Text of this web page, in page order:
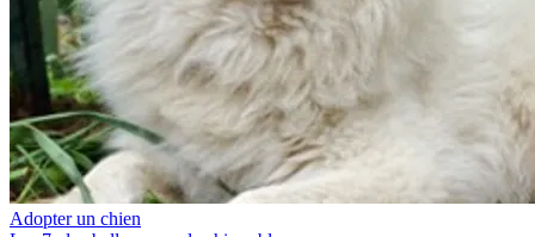
Adopter un chien